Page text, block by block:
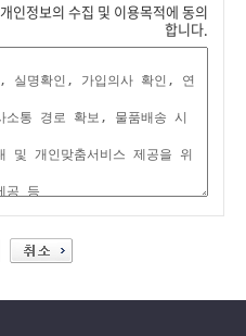
개인정보의 수집 및 이용목적에 동의
합니다.